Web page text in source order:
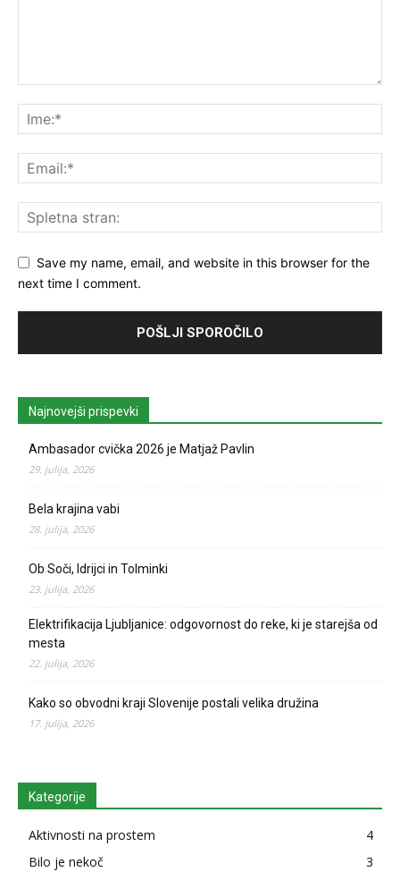
Save my name, email, and website in this browser for the
next time I comment.
Najnovejši prispevki
Ambasador cvička 2026 je Matjaž Pavlin
29. julija, 2026
Bela krajina vabi
28. julija, 2026
Ob Soči, Idrijci in Tolminki
23. julija, 2026
Elektrifikacija Ljubljanice: odgovornost do reke, ki je starejša od
mesta
22. julija, 2026
Kako so obvodni kraji Slovenije postali velika družina
17. julija, 2026
Kategorije
Aktivnosti na prostem
4
Bilo je nekoč
3